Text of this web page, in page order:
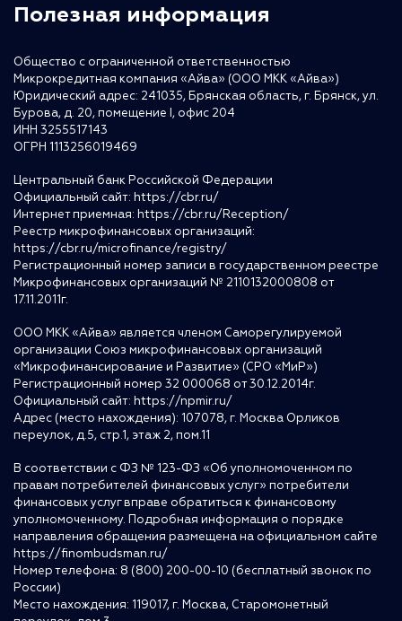
Полезная информация
Общество с ограниченной ответственностью
Микрокредитная компания «Айва» (ООО МКК «Айва»)
Юридический адрес: 241035, Брянская область, г. Брянск, ул.
Бурова, д. 20, помещение I, офис 204
ИНН 3255517143
ОГРН 1113256019469
Центральный банк Российской Федерации
Официальный сайт: https://cbr.ru/
Интернет приемная: https://cbr.ru/Reception/
Реестр микрофинансовых организаций:
https://cbr.ru/microfinance/registry/
Регистрационный номер записи в государственном реестре
Микрофинансовых организаций № 2110132000808 от
17.11.2011г.
ООО МКК «Айва» является членом Саморегулируемой
организации Союз микрофинансовых организаций
«Микрофинансирование и Развитие» (СРО «МиР»)
Регистрационный номер 32 000068 от 30.12.2014г.
Официальный сайт: https://npmir.ru/
Адрес (место нахождения): 107078, г. Москва Орликов
переулок, д.5, стр.1, этаж 2, пом.11
В соответствии с ФЗ № 123-ФЗ «Об уполномоченном по
правам потребителей финансовых услуг» потребители
финансовых услуг вправе обратиться к финансовому
уполномоченному. Подробная информация о порядке
направления обращения размещена на официальном сайте
https://finombudsman.ru/
Номер телефона: 8 (800) 200-00-10 (бесплатный звонок по
России)
Место нахождения: 119017, г. Москва, Старомонетный